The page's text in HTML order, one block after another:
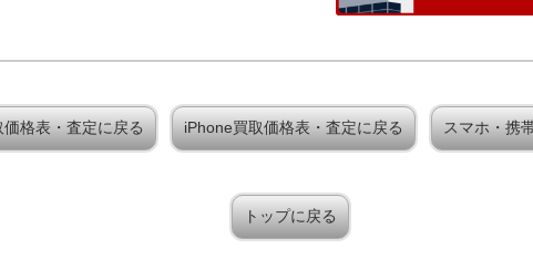
格表・査定に戻る iPhone買取価格表・査定に戻る スマホ・携
トップに戻る